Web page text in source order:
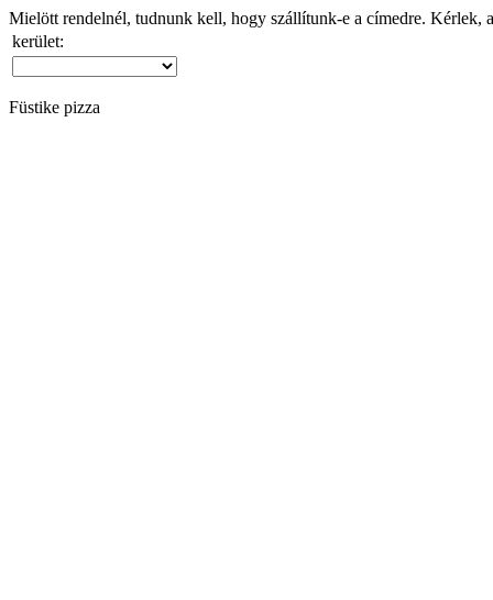
Mielött rendelnél, tudnunk kell, hogy szállítunk-e a címedre. Kérlek,
kerület:
Füstike pizza